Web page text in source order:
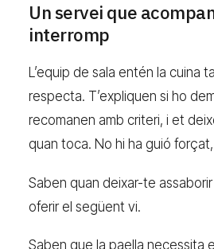
Un servei que
interromp
L’equip de sala entén la cuina
respecta. T’expliquen si ho
recomanen amb criteri, i et
quan toca. No hi ha guió
Saben quan deixar-te
oferir el següent vi.
Saben que la paella necessita